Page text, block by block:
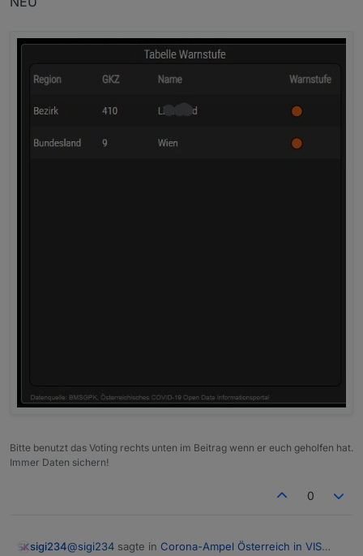
      },
        "Region": "Bundesland",
        "Name": "Wien",
        "Warnstufe": "2"
      {
Bitte benutzt das Voting rechts unten im Beitrag wenn er euch geholfen hat.
Immer Daten sichern!
0
sigi234@sigi234 sagte in Corona-Ampel Österreich in VIS